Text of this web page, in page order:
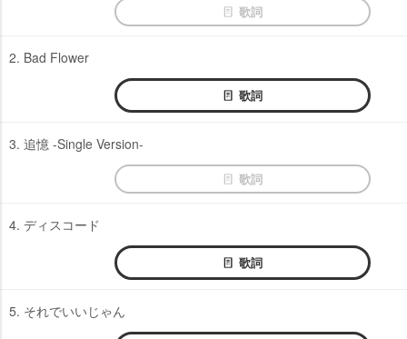
歌詞
2. Bad Flower
歌詞
3. 追憶 -Single Version-
歌詞
4. ディスコード
歌詞
5. それでいいじゃん